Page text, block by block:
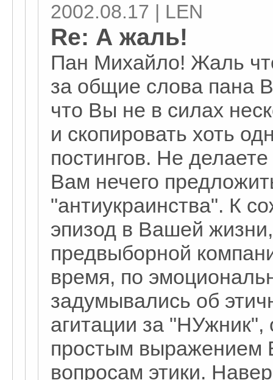
2002.08.17 | LEN
Re: А жаль!
Пан Михайло! Жаль
за общие слова пана
что Вы не в силах
и скопировать хоть
постингов. Не
Вам нечего
"антиукраинства". К
эпизод в Вашей
предвыборной
время, по
задумывались об
агитации за
простым выражением
вопросам этики.